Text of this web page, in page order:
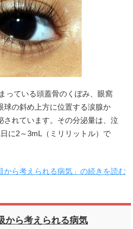
っている頭蓋骨のくぼみ、眼窩
球の斜め上方に位置する涙腺か
されています。その分泌量は、泣
に2～3mL（ミリリットル）で
から考えられる病気」の続きを読む
から考えられる病気